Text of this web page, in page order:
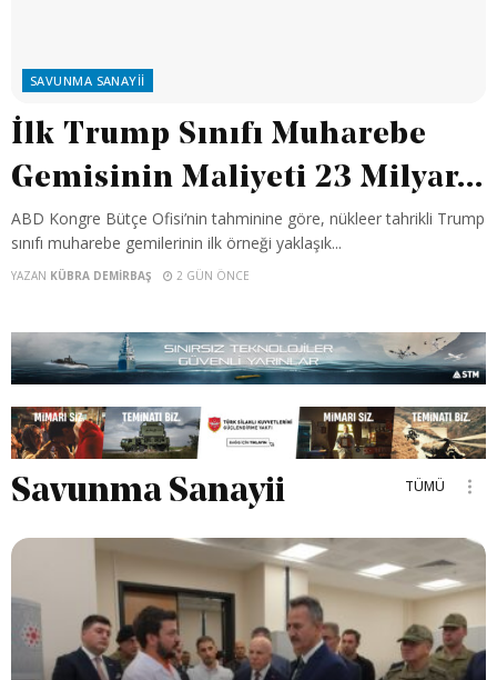
SAVUNMA SANAYII
İlk Trump Sınıfı Muharebe
Gemisinin Maliyeti 23 Milyar...
ABD Kongre Bütçe Ofisi’nin tahminine göre, nükleer tahrikli Trump
sınıfı muharebe gemilerinin ilk örneği yaklaşık...
YAZAN KÜBRA DEMIRBAŞ 2 GÜN ÖNCE
Savunma Sanayii TÜMÜ